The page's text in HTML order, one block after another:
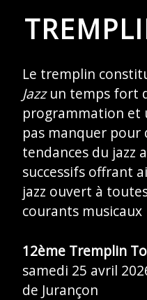
Le tremplin
Jazzun temps fort
programmation et
pas manquer pour
tendances du jazz
successifs offrant
jazz ouvert à
courants musicaux
12ème Tremplin
samedi 25 avril
de Jurançon